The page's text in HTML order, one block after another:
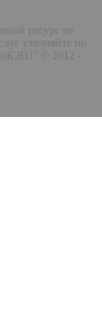
ресурс не
уточняйте по
© 2012 -